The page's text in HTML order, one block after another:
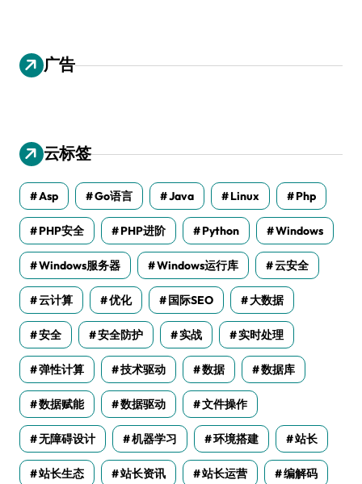
广告
云标签
Asp Go语言 Java Linux Php
PHP安全 PHP进阶 Python Windows
Windows服务器 Windows运行库 云安全
云计算 优化 国际SEO 大数据
安全 安全防护 实战 实时处理
弹性计算 技术驱动 数据 数据库
数据赋能 数据驱动 文件操作
无障碍设计 机器学习 环境搭建 站长
站长生态 站长资讯 站长运营 编解码